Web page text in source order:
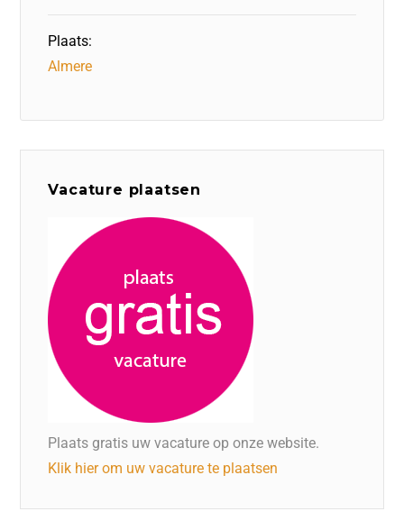
Plaats:
Almere
Vacature plaatsen
Plaats gratis uw vacature op onze website.
Klik hier om uw vacature te plaatsen